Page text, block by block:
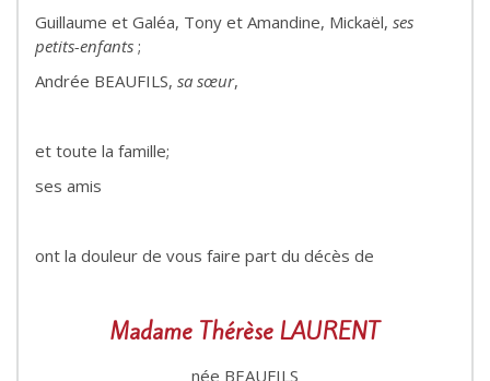
Guillaume et Galéa, Tony et Amandine, Mickaël, ses
petits-enfants ;
Andrée BEAUFILS, sa sœur,
et toute la famille;
ses amis
ont la douleur de vous faire part du décès de
Madame Thérèse LAURENT
née BEAUFILS